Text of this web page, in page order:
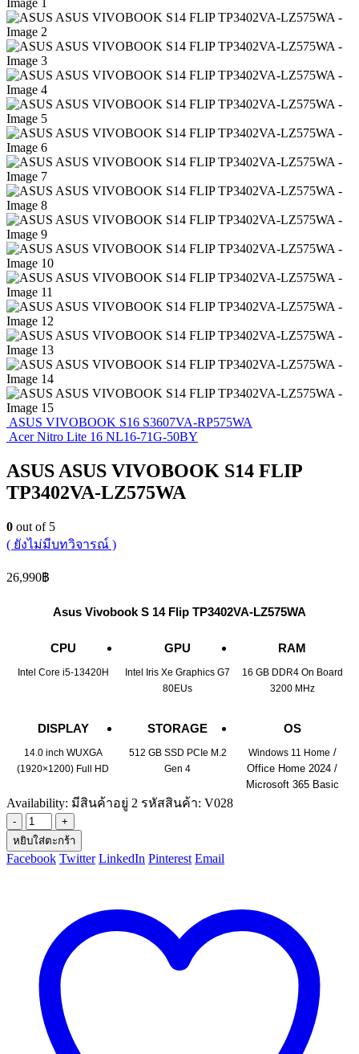
ASUS VIVOBOOK S16 S3607VA-RP575WA
Acer Nitro Lite 16 NL16-71G-50BY
ASUS ASUS VIVOBOOK S14 FLIP
TP3402VA-LZ575WA
0 out of 5
( ยังไม่มีบทวิจารณ์ )
26,990฿
Asus Vivobook S 14 Flip TP3402VA-LZ575WA
CPU
Intel Core i5-13420H
GPU
Intel Iris Xe Graphics G7
80EUs
RAM
16 GB DDR4 On Board
3200 MHz
DISPLAY
14.0 inch WUXGA
(1920×1200) Full HD
STORAGE
512 GB SSD PCIe M.2
Gen 4
OS
Windows 11 Home /
Office Home 2024 /
Microsoft 365 Basic
Availability: มีสินค้าอยู่ 2 รหัสสินค้า: V028
-
+
หยิบใส่ตะกร้า
Facebook Twitter LinkedIn Pinterest Email